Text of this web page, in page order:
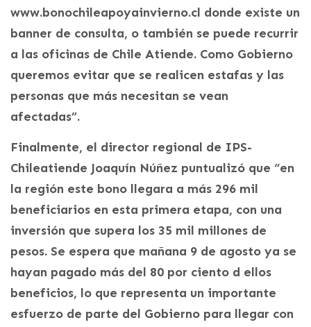
www.bonochileapoyainvierno.cl donde existe un
banner de consulta, o también se puede recurrir
a las oficinas de Chile Atiende. Como Gobierno
queremos evitar que se realicen estafas y las
personas que más necesitan se vean
afectadas”.
Finalmente, el director regional de IPS-
Chileatiende Joaquín Núñez puntualizó que “en
la región este bono llegara a más 296 mil
beneficiarios en esta primera etapa, con una
inversión que supera los 35 mil millones de
pesos. Se espera que mañana 9 de agosto ya se
hayan pagado más del 80 por ciento d ellos
beneficios, lo que representa un importante
esfuerzo de parte del Gobierno para llegar con